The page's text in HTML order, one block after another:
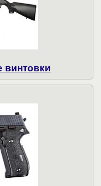
винтовки